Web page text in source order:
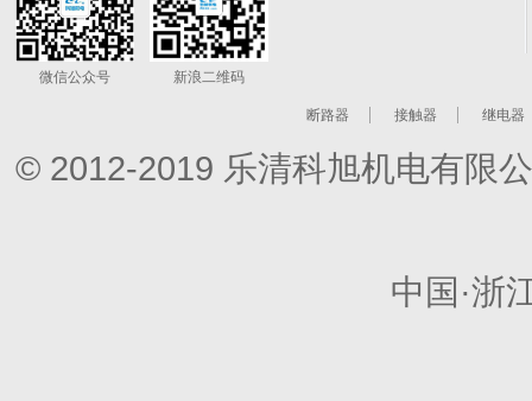
微信公众号 新浪二维码
断路器 接触器 继电器
© 2012-2019 乐清科旭机电有限
中国·浙